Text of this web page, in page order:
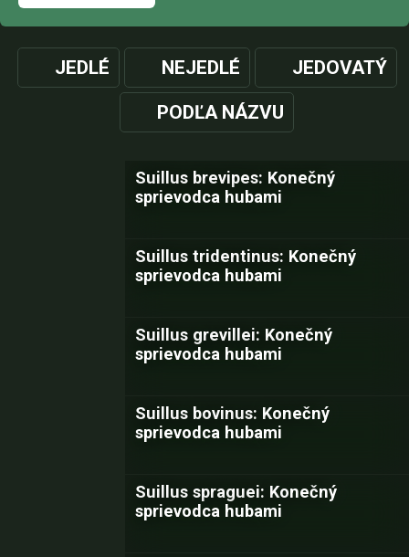
JEDLÉ NEJEDLÉ JEDOVATÝ
PODĽA NÁZVU
Suillus brevipes: Konečný
sprievodca hubami
Suillus tridentinus: Konečný
sprievodca hubami
Suillus grevillei: Konečný
sprievodca hubami
Suillus bovinus: Konečný
sprievodca hubami
Suillus spraguei: Konečný
sprievodca hubami